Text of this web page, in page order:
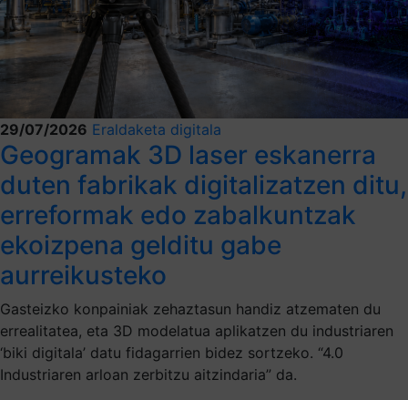
29/07/2026 Eraldaketa digitala
Geogramak 3D laser eskanerra
duten fabrikak digitalizatzen ditu,
erreformak edo zabalkuntzak
ekoizpena gelditu gabe
aurreikusteko
Gasteizko konpainiak zehaztasun handiz atzematen du
errealitatea, eta 3D modelatua aplikatzen du industriaren
‘biki digitala’ datu fidagarrien bidez sortzeko. “4.0
Industriaren arloan zerbitzu aitzindaria” da.